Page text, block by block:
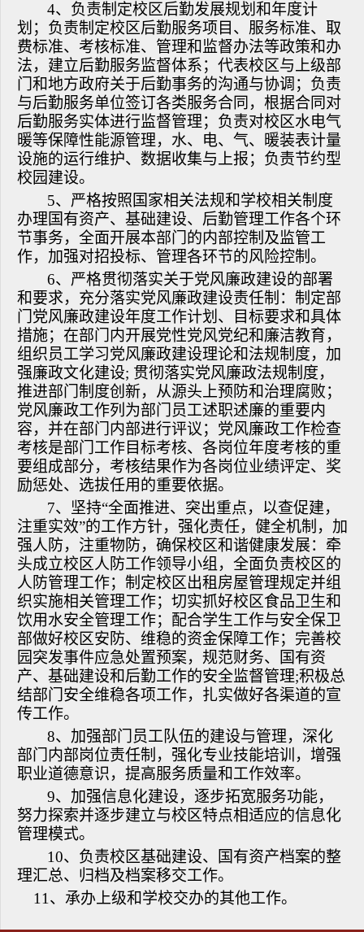
4、负责制定校区后勤发展规划和年度计
划；负责制定校区后勤服务项目、服务标准、取
费标准、考核标准、管理和监督办法等政策和办
法，建立后勤服务监督体系；代表校区与上级部
门和地方政府关于后勤事务的沟通与协调；负责
与后勤服务单位签订各类服务合同，根据合同对
后勤服务实体进行监督管理；负责对校区水电气
暖等保障性能源管理，水、电、气、暖装表计量
设施的运行维护、数据收集与上报；负责节约型
校园建设。
5、严格按照国家相关法规和学校相关制度
办理国有资产、基础建设、后勤管理工作各个环
节事务，全面开展本部门的内部控制及监管工
作，加强对招投标、管理各环节的风险控制。
6、严格贯彻落实关于党风廉政建设的部署
和要求，充分落实党风廉政建设责任制：制定部
门党风廉政建设年度工作计划、目标要求和具体
措施；在部门内开展党性党风党纪和廉洁教育，
组织员工学习党风廉政建设理论和法规制度，加
强廉政文化建设; 贯彻落实党风廉政法规制度，
推进部门制度创新，从源头上预防和治理腐败；
党风廉政工作列为部门员工述职述廉的重要内
容，并在部门内部进行评议；党风廉政工作检查
考核是部门工作目标考核、各岗位年度考核的重
要组成部分，考核结果作为各岗位业绩评定、奖
励惩处、选拔任用的重要依据。
7、坚持“全面推进、突出重点，以查促建，
注重实效”的工作方针，强化责任，健全机制，加
强人防，注重物防，确保校区和谐健康发展：牵
头成立校区人防工作领导小组，全面负责校区的
人防管理工作；制定校区出租房屋管理规定并组
织实施相关管理工作；切实抓好校区食品卫生和
饮用水安全管理工作；配合学生工作与安全保卫
部做好校区安防、维稳的资金保障工作；完善校
园突发事件应急处置预案，规范财务、国有资
产、基础建设和后勤工作的安全监督管理;积极总
结部门安全维稳各项工作，扎实做好各渠道的宣
传工作。
8、加强部门员工队伍的建设与管理，深化
部门内部岗位责任制，强化专业技能培训，增强
职业道德意识，提高服务质量和工作效率。
9、加强信息化建设，逐步拓宽服务功能，
努力探索并逐步建立与校区特点相适应的信息化
管理模式。
10、负责校区基础建设、国有资产档案的整
理汇总、归档及档案移交工作。
11、承办上级和学校交办的其他工作。